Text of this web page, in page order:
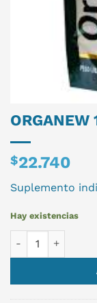
ORGANEW
$22.740
Suplemento
Hay existencias